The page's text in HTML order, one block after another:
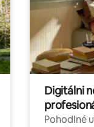
Digitálni
Pohodlné